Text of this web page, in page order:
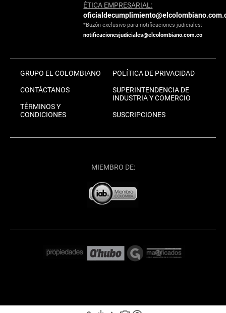
ÉTICA EMPRESARIAL:
*Buzón exclusivo para notificaciones judiciales:
notificacionesjudiciales@elcolombiano.com.co
GRUPO EL COLOMBIANO
CONTÁCTANOS
TÉRMINOS Y
CONDICIONES
POLÍTICA DE PRIVACIDAD
SUPERINTENDENCIA DE
INDUSTRIA Y COMERCIO
SUSCRIPCIONES
MIEMBRO DE: